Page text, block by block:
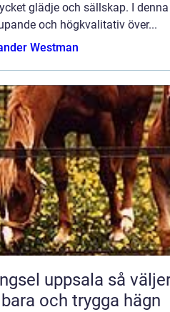
glädje och sällskap. I
och högkvalitativ över...
Westman
så väljer du rätt lösning för
och trygga hägn